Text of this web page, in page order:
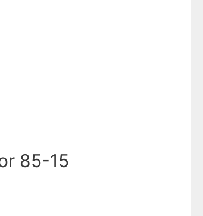
85-15